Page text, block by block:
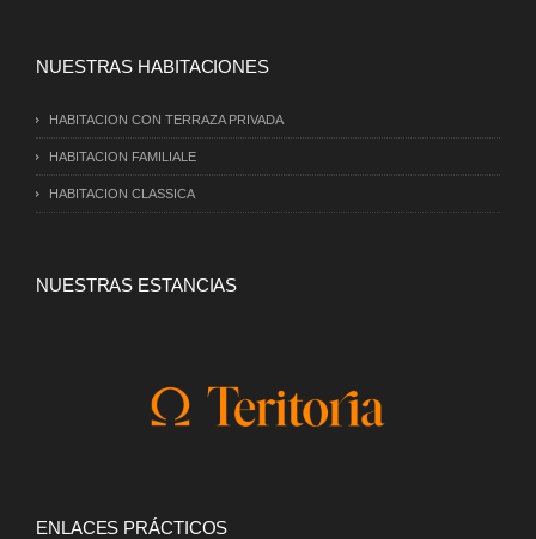
NUESTRAS HABITACIONES
HABITACION CON TERRAZA PRIVADA
HABITACION FAMILIALE
HABITACION CLASSICA
NUESTRAS ESTANCIAS
ENLACES PRÁCTICOS